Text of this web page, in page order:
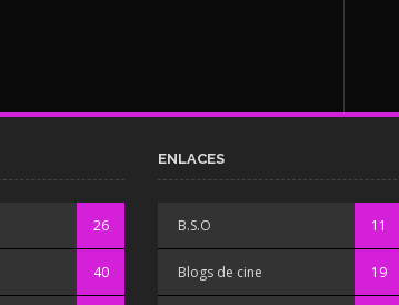
26
40
ENLACES
B.S.O 11
Blogs de cine 19